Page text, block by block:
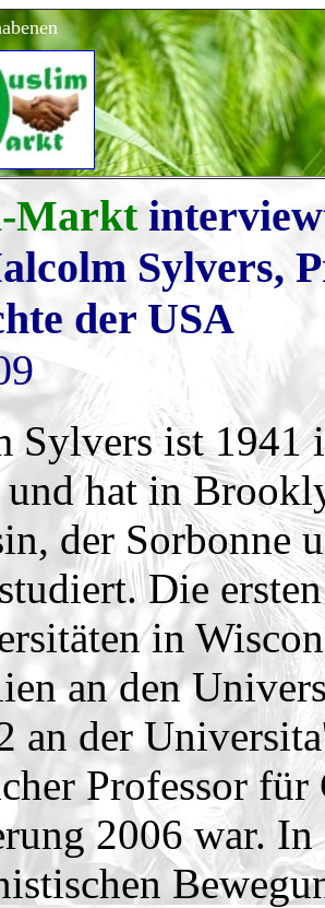
Markt
Sylvers,
der USA
Sylvers ist 1941
und hat in
der Sorbonne
Die
in
an den
an der
Professor für
2006 war.